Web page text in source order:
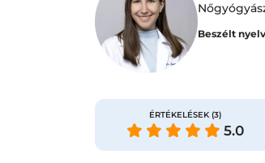
Beszélt
ÉRTÉKELÉSEK (3)
5.0